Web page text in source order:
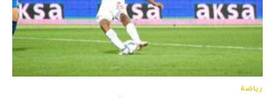
رياضة